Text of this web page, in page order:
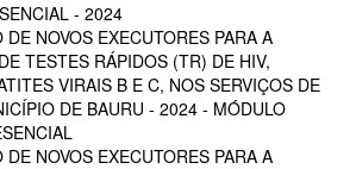
- 2024
DE NOVOS EXECUTORES PARA A
TESTES RÁPIDOS (TR) DE HIV,
VIRAIS B E C, NOS SERVIÇOS DE
DE BAURU - 2024 - MÓDULO
DE NOVOS EXECUTORES PARA A